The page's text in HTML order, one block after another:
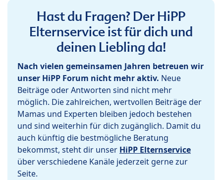
Hast du Fragen? Der HiPP
Elternservice ist für dich und
deinen Liebling da!
Nach vielen gemeinsamen Jahren betreuen wir
unser HiPP Forum nicht mehr aktiv. Neue
Beiträge oder Antworten sind nicht mehr
möglich. Die zahlreichen, wertvollen Beiträge der
Mamas und Experten bleiben jedoch bestehen
und sind weiterhin für dich zugänglich. Damit du
auch künftig die bestmögliche Beratung
bekommst, steht dir unser HiPP Elternservice
über verschiedene Kanäle jederzeit gerne zur
Seite.